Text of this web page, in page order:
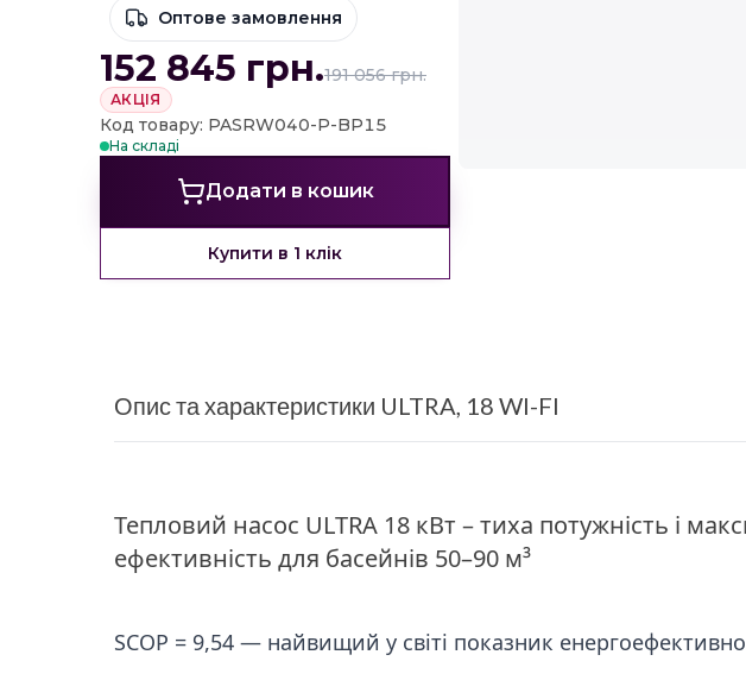
Оптове замовлення
152 845 грн.191 056грн.
АКЦІЯ
Код товару: PASRW040-P-BP15
На складі
Додати в кошик
Купити в 1 клік
Опис та характеристики ULTRA, 18 WI-FI
Тепловий насос ULTRA 18 кВт – тиха потужність і
ефективність для басейнів 50–90 м³
SCOP = 9,54 — найвищий у світі показник